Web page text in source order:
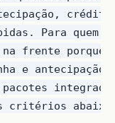
Para quem
na frente
e antecipação
pacotes
critérios abaixo